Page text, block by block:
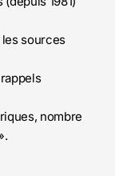
sources
nombre